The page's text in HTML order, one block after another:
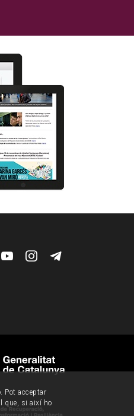
Facebook
YouTubeInstagram
Pot acceptar
que, si així ho